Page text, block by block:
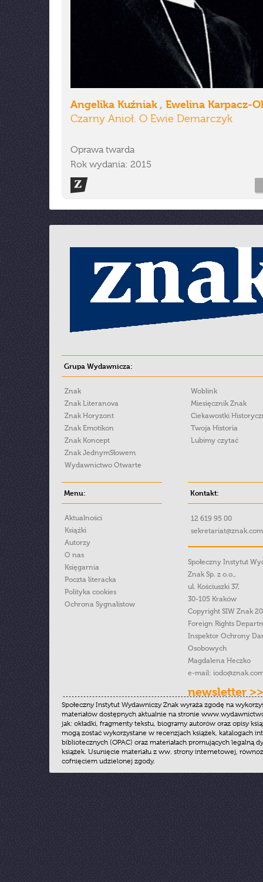
Angelika Kuźniak , Ewelina Karpacz-
Czarny Anioł. O Ewie Demarczyk
Oprawa twarda
Rok wydania: 2015
Grupa Wydawnicza:
Znak
Znak Literanova
Znak Horyzont
Znak Emotikon
Znak Koncept
Znak JednymSłowem
Wydawnictwo Otwarte
Woblink
Miesięcznik Znak
Ciekawostki
Twoja Historia
Lubimy czytać
Menu:
Aktualności
Książki
Autorzy
O nas
Księgarnia
Poczta literacka
Polityka cookies
Ochrona Sygnalistow
Kontakt:
12 619 95 00
Społeczny Instytut
Znak Sp. z o.o.,
ul. Kościuszki 37,
30-105 Kraków
Copyright SIW Znak
Foreign Rights
Inspektor Ochrony
Osobowych
Magdalena Heczko
e-mail:
newsletter >>
Społeczny Instytut Wydawniczy Znak wyraża zgodę na
materiałów dostępnych aktualnie na stronie
jak: okładki, fragmenty tekstu, biogramy autorów oraz opisy
mogą zostać wykorzystane w recenzjach książek, katalogach
bibliotecznych (OPAC) oraz materiałach promujących legalną
książek. Usunięcie materiału z ww. strony internetowej,
cofnięciem udzielonej zgody.